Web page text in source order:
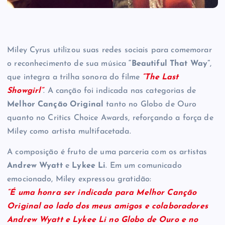
Miley Cyrus utilizou suas redes sociais para comemorar
o reconhecimento de sua música“Beautiful That Way”,
que integra a trilha sonora do filme “The Last
Showgirl”. A canção foi indicada nas categorias de
Melhor Canção Original
tanto no Globo de Ouro
quanto no Critics Choice Awards, reforçando a força de
Miley como artista multifacetada.
A composição é fruto de uma parceria com os artistas
Andrew Wyatte Lykee Li. Em um comunicado
emocionado, Miley expressou gratidão:
“É uma honra ser indicada para Melhor Canção
Original ao lado dos meus amigos e colaboradores
Andrew Wyatt e Lykee Li no Globo de Ouro e no